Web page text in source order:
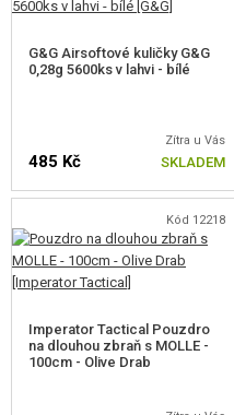
Přídavné pružiny M90 a M135
Přední rukojeť (grip)
G&G Airsoftové kuličky G&G
0,28g 5600ks v lahvi - bílé
Zítra u Vás
485 Kč SKLADEM
Kód 12218
Imperator Tactical Pouzdro
na dlouhou zbraň s MOLLE -
100cm - Olive Drab